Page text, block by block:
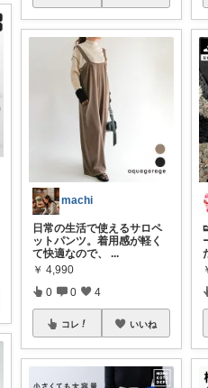
machi
日常の生活で使えるサロペ
ットパンツ。着用感が軽く
て快適なので、
...
￥ 4,990
0 0 4
コレ いいね